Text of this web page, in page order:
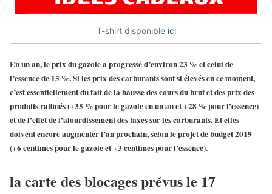
T-shirt disponible ici
En un an, le prix du gazole a progressé d’environ 23 % et celui de
l’essence de 15 %. Si les prix des carburants sont si élevés en ce moment,
c’est essentiellement du fait de la hausse des cours du brut et des prix des
produits raffinés (+35 % pour le gazole en un an et +28 % pour l’essence)
et de l’effet de l’alourdissement des taxes sur les carburants. Et elles
doivent encore augmenter l’an prochain, selon le projet de budget 2019
(+6 centimes pour le gazole et +3 centimes pour l’essence).
la carte des blocages prévus le 17